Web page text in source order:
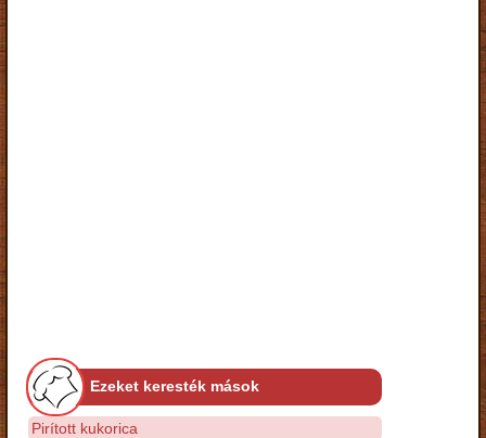
Ezeket keresték mások
Pirított kukorica